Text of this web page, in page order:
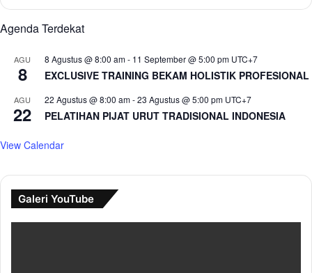
Agenda Terdekat
AGU
8
8 Agustus @ 8:00 am- 11 September @ 5:00 pm UTC+7
EXCLUSIVE TRAINING BEKAM HOLISTIK PROFESIONAL
AGU
22
22 Agustus @ 8:00 am-23 Agustus @ 5:00 pm UTC+7
PELATIHAN PIJAT URUT TRADISIONAL INDONESIA
View Calendar
Galeri YouTube